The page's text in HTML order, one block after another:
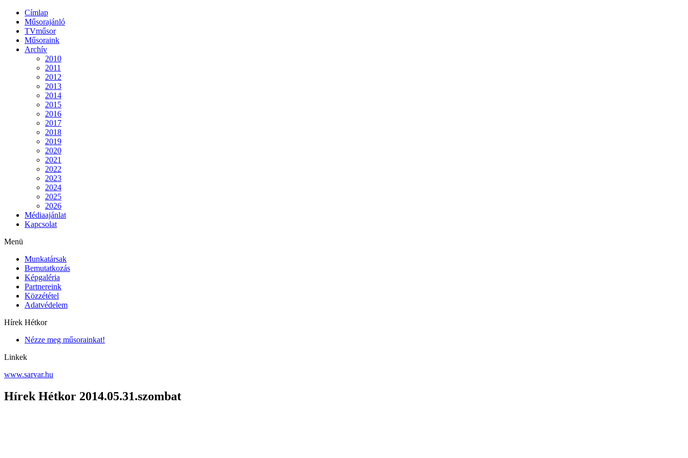
Címlap
Műsorajánló
TVműsor
Műsoraink
Archív
2010
2011
2012
2013
2014
2015
2016
2017
2018
2019
2020
2021
2022
2023
2024
2025
2026
Médiaajánlat
Kapcsolat
Menü
Munkatársak
Bemutatkozás
Képgaléria
Partnereink
Közzététel
Adatvédelem
Hírek Hétkor
Nézze meg műsorainkat!
Linkek
www.sarvar.hu
Hírek Hétkor 2014.05.31.szombat